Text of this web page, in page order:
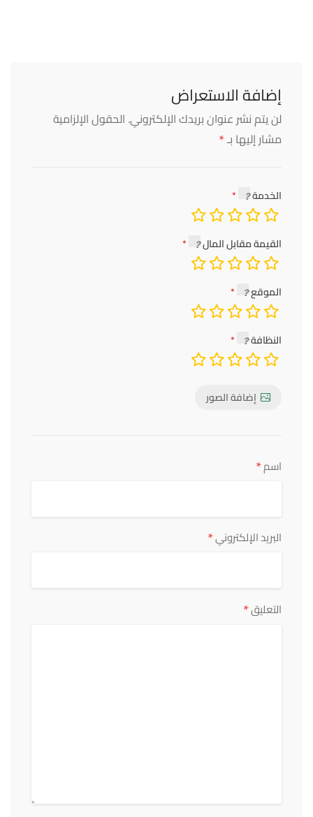
إضافة الاستعراض
لن يتم نشر عنوان بريدك الإلكتروني. الحقول الإلزامية
مشار إليها بـ*
الخدمة
القيمة مقابل المال
الموقع
النظافة
إضافة الصور
اسم*
البريد الإلكتروني*
التعليق*